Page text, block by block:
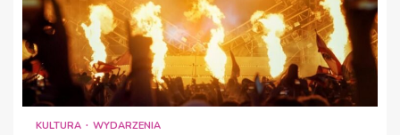
KULTURA WYDARZENIA